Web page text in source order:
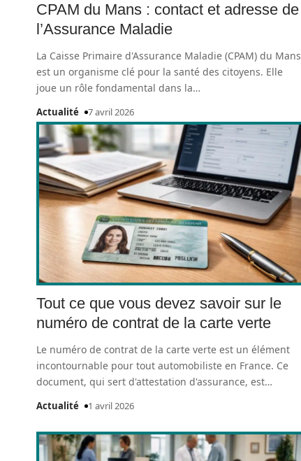
CPAM du Mans : contact et adresse de
l’Assurance Maladie
La Caisse Primaire d'Assurance Maladie (CPAM) du Mans
est un organisme clé pour la santé des citoyens. Elle
joue un rôle fondamental dans la…
Actualité 7 avril 2026
Tout ce que vous devez savoir sur le
numéro de contrat de la carte verte
Le numéro de contrat de la carte verte est un élément
incontournable pour tout automobiliste en France. Ce
document, qui sert d'attestation d'assurance, est…
Actualité 1 avril 2026